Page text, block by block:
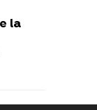
la